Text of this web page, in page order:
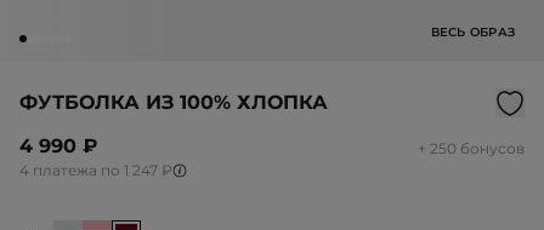
ВЕСЬ ОБРАЗ
ФУТБОЛКА ИЗ 100% ХЛОПКА
4 990 ₽
+ 250 бонусов
4 платежа по 1 247 ₽